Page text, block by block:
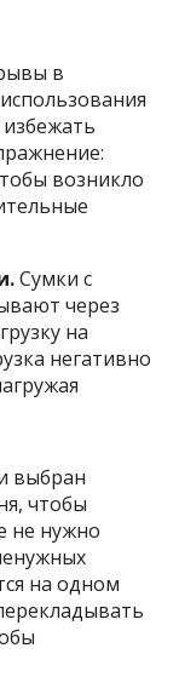
в
возникло
Сумки с
через
на
негативно
выбран
чтобы
не нужно
на одном